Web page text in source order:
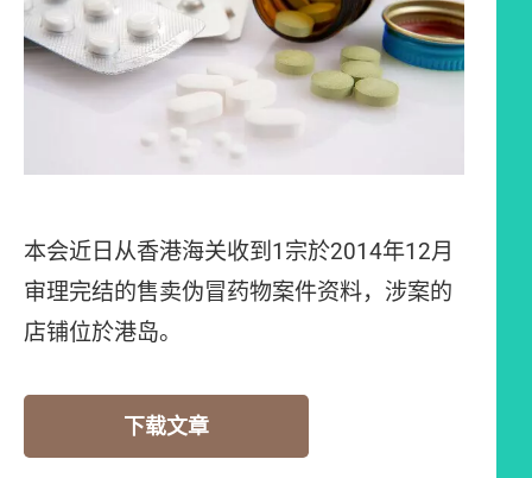
本会近日从香港海关收到1宗於2014年12月
审理完结的售卖伪冒药物案件资料，涉案的
店铺位於港岛。
下载文章